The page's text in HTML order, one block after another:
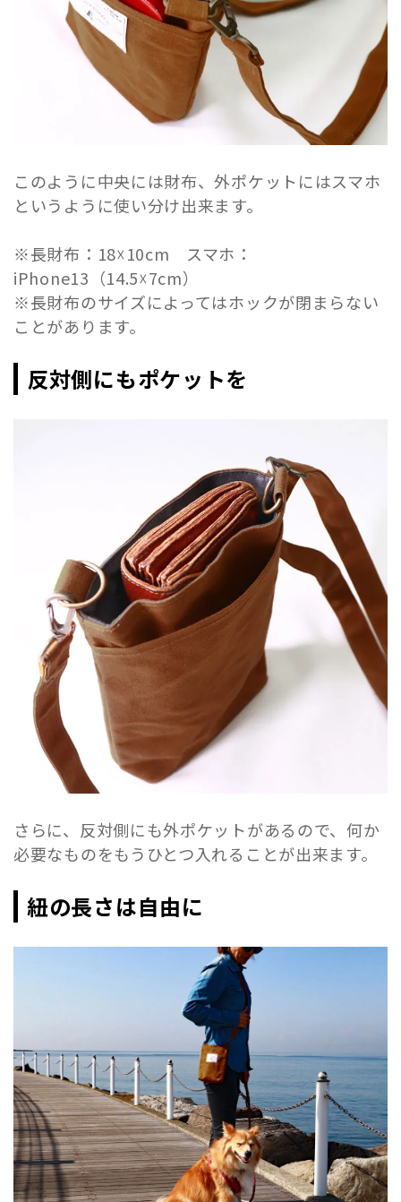
このように中央には財布、外ポケットにはスマホ
というように使い分け出来ます。
※長財布：18☓10cm スマホ：
iPhone13（14.5☓7cm）
※長財布のサイズによってはホックが閉まらない
ことがあります。
反対側にもポケットを
さらに、反対側にも外ポケットがあるので、何か
必要なものをもうひとつ入れることが出来ます。
紐の長さは自由に